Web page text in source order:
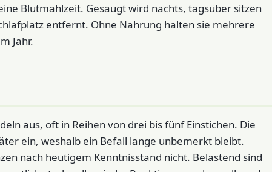
Blutmahlzeit. Gesaugt wird nachts, tagsüber sitzen
entfernt. Ohne Nahrung halten sie mehrere
Jahr.
aus, oft in Reihen von drei bis fünf Einstichen. Die
ein, weshalb ein Befall lange unbemerkt bleibt.
nach heutigem Kenntnisstand nicht. Belastend sind